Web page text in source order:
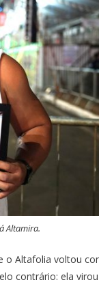
Altamira.
o Altafolia voltou
contrário: ela